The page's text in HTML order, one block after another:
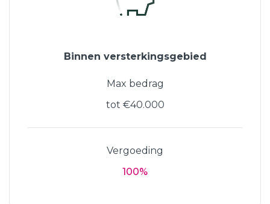
Binnen versterkingsgebied
Max bedrag
tot €40.000
Vergoeding
100%